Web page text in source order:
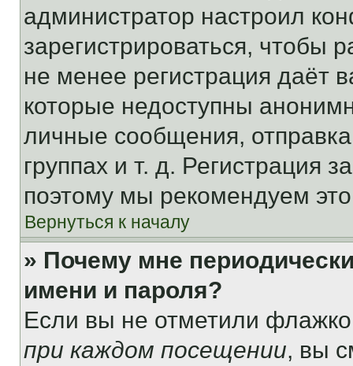
администратор настроил
зарегистрироваться, чтобы
не менее регистрация даёт
которые недоступны
личные сообщения,
группах и т. д. Регистрация
поэтому мы рекомендуем
Вернуться к началу
» Почему мне
имени и пароля?
Если вы не отметили
при каждом посещении, вы